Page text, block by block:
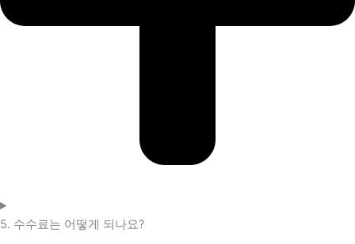
5. 수수료는 어떻게 되나요?